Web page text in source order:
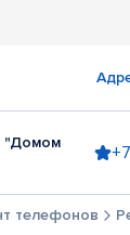
"Домом
телефонов